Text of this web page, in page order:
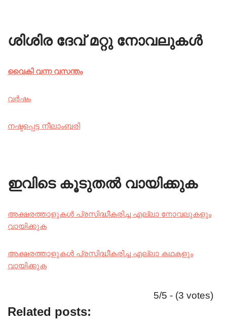
ശിശിര ദേവ് മറ്റു നോവലുകൾ
വൈകി വന്ന വസന്തം
വർഷം
നഷ്ടപ്പെട്ട നീലാംബരി
ഇവിടെ കൂടുതൽ വായിക്കുക
അക്ഷരത്താളുകൾ പ്രസിദ്ധീകരിച്ച എല്ലാ നോവലുകളും
വായിക്കുക
അക്ഷരത്താളുകൾ പ്രസിദ്ധീകരിച്ച എല്ലാ കഥകളും
വായിക്കുക
5/5 - (3 votes)
Related posts: